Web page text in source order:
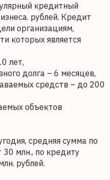
кредитный
рублей. Кредит
организациям,
которых является
лет,
долга – 6 месяцев,
средств – до 200
объектов
средняя сумма по
30 млн., по кредиту
рублей.